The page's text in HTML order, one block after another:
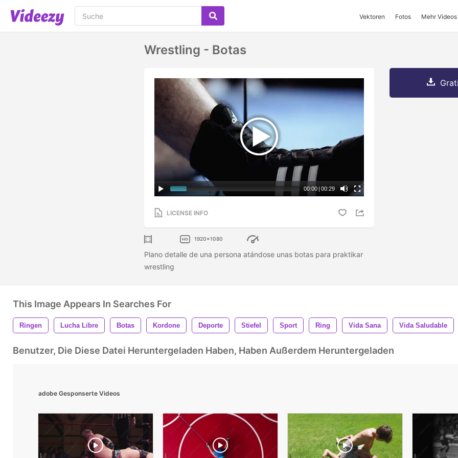
Vektoren Fotos Mehr Videos
Wrestling - Botas
00:00 | 00:29
LICENSE INFO
1920x1080
Plano detalle de una persona atándose unas botas para praktikar
wrestling
This Image Appears In Searches For
Ringen Lucha Libre Botas Kordone Deporte Stiefel Sport Ring Vida Sana Vida Saludable
Benutzer, Die Diese Datei Heruntergeladen Haben, Haben Außerdem Heruntergeladen
adobe Gesponserte Videos